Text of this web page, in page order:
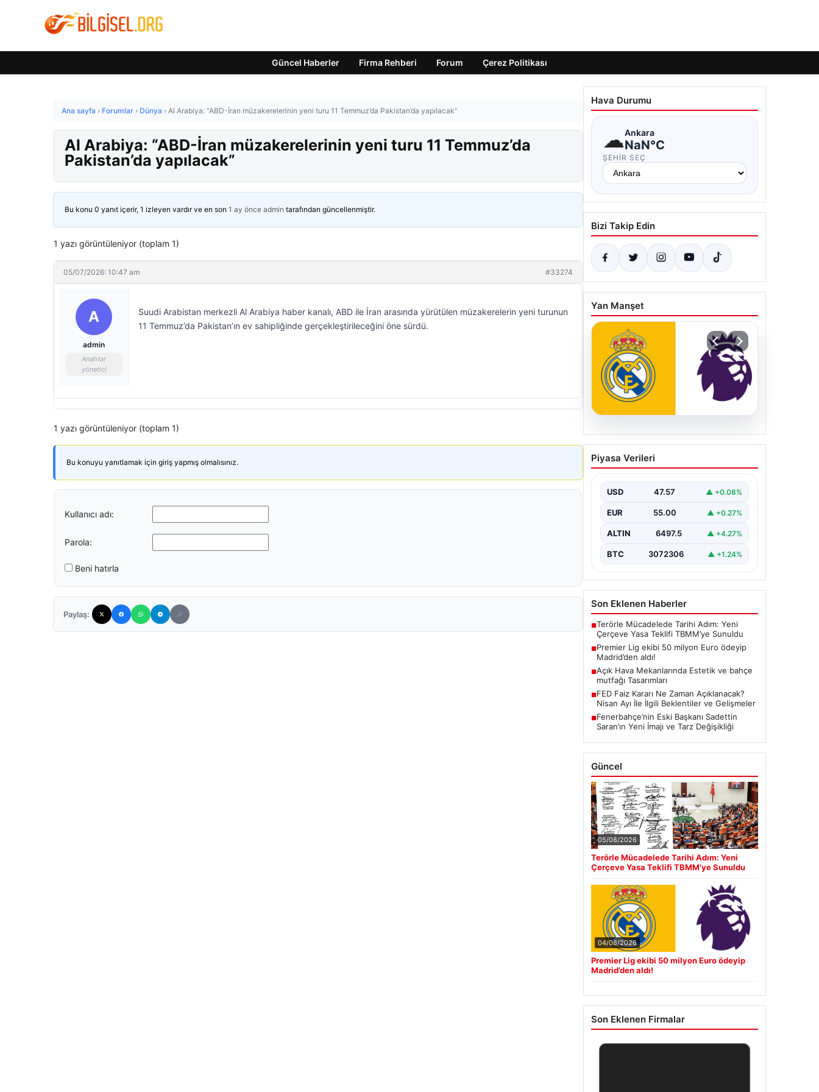
Güncel Haberler Firma Rehberi Forum Çerez Politikası
Ana sayfa › Forumlar › Dünya › Al Arabiya: “ABD-İran müzakerelerinin yeni turu 11 Temmuz’da Pakistan’da yapılacak”
Al Arabiya: “ABD-İran müzakerelerinin yeni turu 11 Temmuz’da
Pakistan’da yapılacak”
Bu konu 0 yanıt içerir, 1 izleyen vardır ve en son 1 ay önce admin tarafından güncellenmiştir.
1 yazı görüntüleniyor (toplam 1)
05/07/2026: 10:47 am #33274
A
admin
Anahtar
yönetici
Suudi Arabistan merkezli Al Arabiya haber kanalı, ABD ile İran arasında yürütülen müzakerelerin yeni turunun
11 Temmuz’da Pakistan’ın ev sahipliğinde gerçekleştirileceğini öne sürdü.
1 yazı görüntüleniyor (toplam 1)
Bu konuyu yanıtlamak için giriş yapmış olmalısınız.
Kullanıcı adı:
Parola:
Beni hatırla
Paylaş:
Hava Durumu
☁Ankara
NaN°C
ŞEHIR SEÇ
Bizi Takip Edin
Yan Manşet
04.08.2026
Premier Lig ekibi 50
milyon Euro ödeyip
Piyasa Verileri
USD 47.57 ▲ +0.08%
EUR 55.00 ▲ +0.27%
ALTIN 6497.5 ▲ +4.27%
BTC 3072306 ▲ +1.24%
Son Eklenen Haberler
■Terörle Mücadelede Tarihi Adım: Yeni
Çerçeve Yasa Teklifi TBMM’ye Sunuldu
■Premier Lig ekibi 50 milyon Euro ödeyip
Madrid’den aldı!
■Açık Hava Mekanlarında Estetik ve bahçe
mutfağı Tasarımları
■FED Faiz Kararı Ne Zaman Açıklanacak?
Nisan Ayı İle İlgili Beklentiler ve Gelişmeler
■Fenerbahçe’nin Eski Başkanı Sadettin
Saran’ın Yeni İmajı ve Tarz Değişikliği
Güncel
05/08/2026
Terörle Mücadelede Tarihi Adım: Yeni
Çerçeve Yasa Teklifi TBMM’ye Sunuldu
04/08/2026
Premier Lig ekibi 50 milyon Euro ödeyip
Madrid’den aldı!
Son Eklenen Firmalar